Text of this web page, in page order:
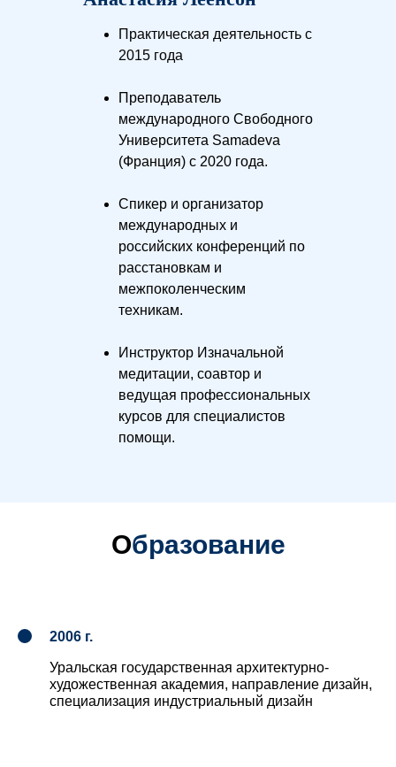
Практическая деятельность с
2015 года
Преподаватель
международного Свободного
Университета Samadeva
(Франция) с 2020 года.
Спикер и организатор
международных и
российских конференций по
расстановкам и
межпоколенческим
техникам.
Инструктор Изначальной
медитации, соавтор и
ведущая профессиональных
курсов для специалистов
помощи.
Образование
2006 г.
Уральская государственная архитектурно-
художественная академия, направление дизайн,
специализация индустриальный дизайн